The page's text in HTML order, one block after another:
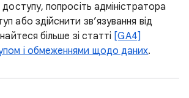
доступу, попросіть адміністратора
або здійснити зв’язування від
більше зі статті [GA4]
і обмеженнями щодо даних.